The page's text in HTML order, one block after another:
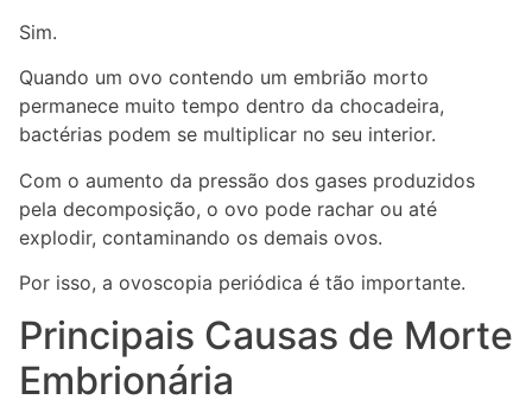
Sim.
Quando um ovo contendo um embrião morto
permanece muito tempo dentro da chocadeira,
bactérias podem se multiplicar no seu interior.
Com o aumento da pressão dos gases produzidos
pela decomposição, o ovo pode rachar ou até
explodir, contaminando os demais ovos.
Por isso, a ovoscopia periódica é tão importante.
Principais Causas de Morte
Embrionária